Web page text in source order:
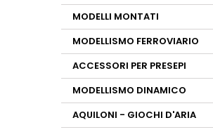
MODELLI MONTATI
MODELLISMO FERROVIARIO
ACCESSORI PER PRESEPI
MODELLISMO DINAMICO
AQUILONI - GIOCHI D'ARIA